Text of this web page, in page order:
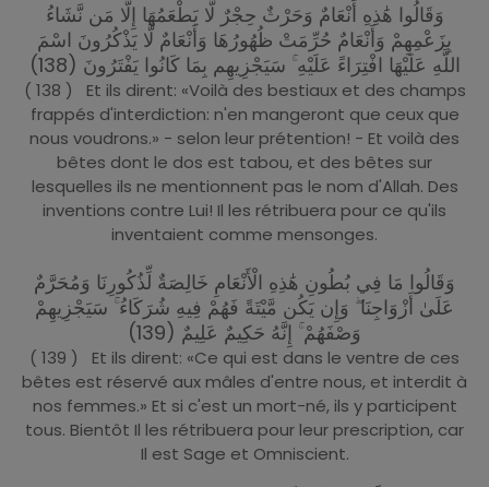
وَقَالُوا هَٰذِهِ أَنْعَامٌ وَحَرْثٌ حِجْرٌ لَّا يَطْعَمُهَا إِلَّا مَن نَّشَاءُ
بِزَعْمِهِمْ وَأَنْعَامٌ حُرِّمَتْ ظُهُورُهَا وَأَنْعَامٌ لَّا يَذْكُرُونَ اسْمَ
اللَّهِ عَلَيْهَا افْتِرَاءً عَلَيْهِ ۚ سَيَجْزِيهِم بِمَا كَانُوا يَفْتَرُونَ (138)
( 138 ) Et ils dirent: «Voilà des bestiaux et des champs
frappés d'interdiction: n'en mangeront que ceux que
nous voudrons.» - selon leur prétention! - Et voilà des
bêtes dont le dos est tabou, et des bêtes sur
lesquelles ils ne mentionnent pas le nom d'Allah. Des
inventions contre Lui! Il les rétribuera pour ce qu'ils
inventaient comme mensonges.
وَقَالُوا مَا فِي بُطُونِ هَٰذِهِ الْأَنْعَامِ خَالِصَةٌ لِّذُكُورِنَا وَمُحَرَّمٌ
عَلَىٰ أَزْوَاجِنَا ۖ وَإِن يَكُن مَّيْتَةً فَهُمْ فِيهِ شُرَكَاءُ ۚ سَيَجْزِيهِمْ
وَصْفَهُمْ ۚ إِنَّهُ حَكِيمٌ عَلِيمٌ (139)
( 139 ) Et ils dirent: «Ce qui est dans le ventre de ces
bêtes est réservé aux mâles d'entre nous, et interdit à
nos femmes.» Et si c'est un mort-né, ils y participent
tous. Bientôt Il les rétribuera pour leur prescription, car
Il est Sage et Omniscient.